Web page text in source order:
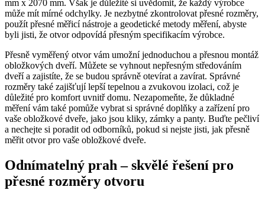
mm x 2070 mm. Však je důležité si uvědomit, že každý výrobce
může mít mírné odchylky. Je nezbytné zkontrolovat přesné rozměry,
použít přesné měřicí nástroje a geodetické metody měření, abyste
byli jisti, že otvor odpovídá přesným specifikacím výrobce.
Přesně vyměřený otvor vám umožní jednoduchou a přesnou montáž
obložkových dveří. Můžete se vyhnout nepřesným středováním
dveří a zajistíte, že se budou správně otevírat a zavírat. Správné
rozměry také zajišťují lepší tepelnou a zvukovou izolaci, což je
důležité pro komfort uvnitř domu. Nezapomeňte, že důkladné
měření vám také pomůže vybrat si správné doplňky a zařízení pro
vaše obložkové dveře, jako jsou kliky, zámky a panty. Buďte pečliví
a nechejte si poradit od odborníků, pokud si nejste jisti, jak přesně
měřit otvor pro vaše obložkové dveře.
Odnímatelný prah – skvělé řešení pro
přesné rozměry otvoru